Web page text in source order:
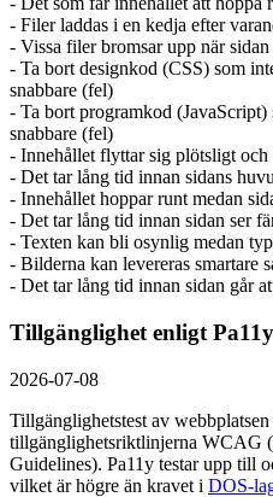
- Filer laddas i en kedja efter
- Vissa filer bromsar upp när
- Ta bort designkod (CSS) som
snabbare (fel)
- Ta bort programkod (JavaScript)
snabbare (fel)
- Innehållet flyttar sig plötsligt
- Det tar lång tid innan sidans
- Innehållet hoppar runt medan
- Det tar lång tid innan sidan ser
- Texten kan bli osynlig medan
- Bilderna kan levereras smartare
- Det tar lång tid innan sidan går
Tillgänglighet enligt Pa11y
2026-07-08
Tillgänglighetstest av
tillgänglighets­riktlinjerna WCAG
Guidelines). Pa11y testar upp till
vilket är högre än kravet i DOS-